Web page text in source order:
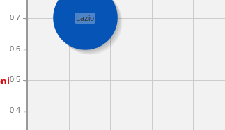
0.4
0.5
0.6
0.7 Lazio